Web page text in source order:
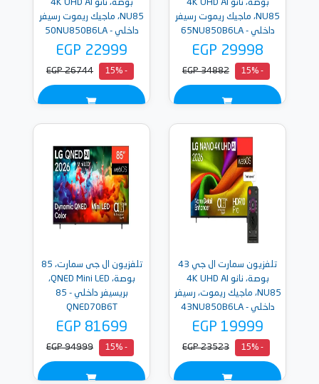
بوصة، نانو 4K UHD AI
NU85، ماجيك ريموت رسيفر
داخلي - 65NU850B6LA
EGP 29998
- 15%
EGP 34882
بوصة، نانو 4K UHD AI
NU85، ماجيك ريموت رسيفر
داخلي - 50NU850B6LA
EGP 22999
- 15%
EGP 26744
تلفزيون سمارت ال جي 43
بوصة، نانو 4K UHD AI
NU85، ماجيك ريموت، رسيفر
داخلي - 43NU850B6LA
EGP 19999
- 15%
EGP 23523
تلفزيون ال جى سمارت، 85
بوصة، QNED Mini LED،
بريسيفر داخلي - 85
QNED70B6T
EGP 81699
- 15%
EGP 94999